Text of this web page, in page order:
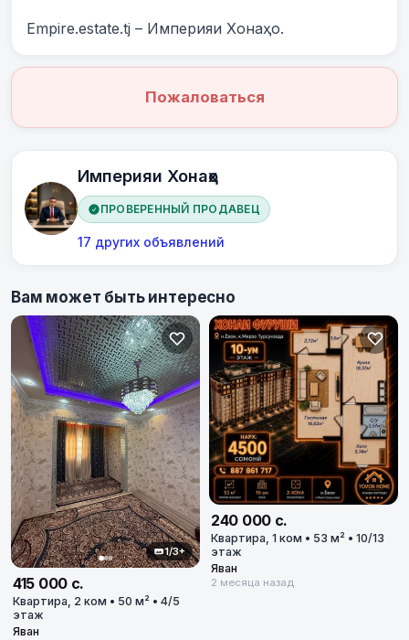
Empire.estate.tj – Империяи Хонаҳо.
Пожаловаться
Империяи Хонаҳо
ПРОВЕРЕННЫЙ ПРОДАВЕЦ
17 других объявлений
Вам может быть интересно
1/3+
415 000 с.
Квартира, 2 ком • 50 м² • 4/5
этаж
Яван
240 000 с.
Квартира, 1 ком • 53 м² • 10/13
этаж
Яван
2 месяца назад